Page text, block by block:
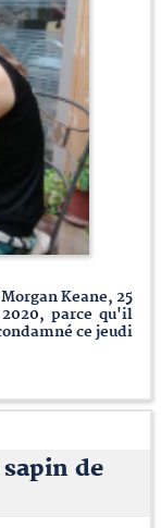
Keane, 25
parce qu'il
ce jeudi
de